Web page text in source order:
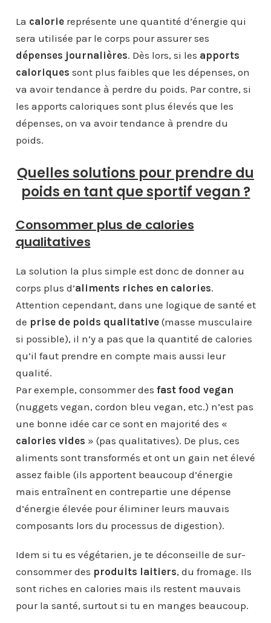
La caloriereprésente une quantité d’énergie qui
sera utilisée par le corps pour assurer ses
dépenses journalières. Dès lors, si les apports
caloriques sont plus faibles que les dépenses, on
va avoir tendance à perdre du poids. Par contre, si
les apports caloriques sont plus élevés que les
dépenses, on va avoir tendance à prendre du
poids.
Quelles solutions pour prendre du
poids en tant que sportif vegan ?
Consommer plus de calories
qualitatives
La solution la plus simple est donc de donner au
corps plus d’aliments riches en calories.
Attention cependant, dans une logique de santé et
de prise de poids qualitative(masse musculaire
si possible), il n’y a pas que la quantité de calories
qu’il faut prendre en compte mais aussi leur
qualité.
Par exemple, consommer des fast food vegan
(nuggets vegan, cordon bleu vegan, etc.) n’est pas
une bonne idée car ce sont en majorité des «
calories vides » (pas qualitatives). De plus, ces
aliments sont transformés et ont un gain net élevé
assez faible (ils apportent beaucoup d’énergie
mais entraînent en contrepartie une dépense
d’énergie élevée pour éliminer leurs mauvais
composants lors du processus de digestion).
Idem si tu es végétarien, je te déconseille de sur-
consommer des produits laitiers, du fromage. Ils
sont riches en calories mais ils restent mauvais
pour la santé, surtout si tu en manges beaucoup.